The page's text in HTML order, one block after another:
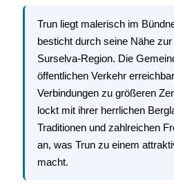
Trun liegt malerisch im
besticht durch seine Nähe
Surselva-Region. Die
öffentlichen Verkehr
Verbindungen zu größeren
lockt mit ihrer herrlichen
Traditionen und zahlreichen
an, was Trun zu einem
macht.